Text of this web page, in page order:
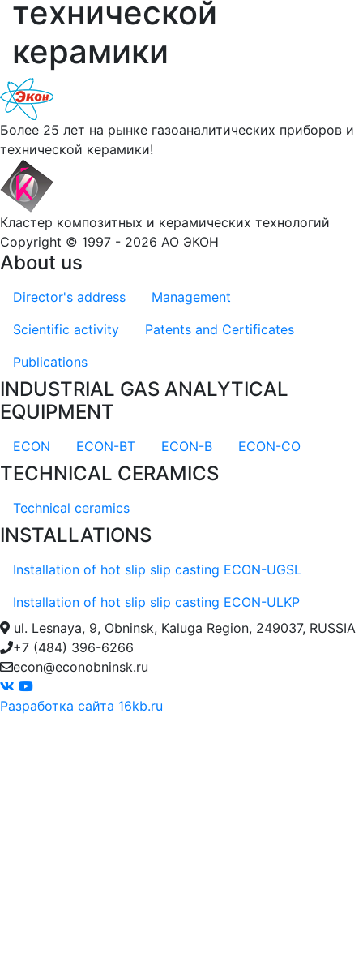
технической
керамики
Более 25 лет на рынке газоаналитических приборов и
технической керамики!
Кластер композитных и керамических технологий
Copyright © 1997 - 2026 АО ЭКОН
About us
Director's address
Management
Scientific activity
Patents and Certificates
Publications
INDUSTRIAL GAS ANALYTICAL
EQUIPMENT
ECON ECON-BT ECON-B ECON-CO
TECHNICAL CERAMICS
Technical ceramics
INSTALLATIONS
Installation of hot slip slip casting EСON-UGSL
Installation of hot slip slip casting EСON-ULKP
ul. Lesnaya, 9, Obninsk, Kaluga Region, 249037, RUSSIA
+7 (484) 396-6266
econ@econobninsk.ru
Разработка сайта 16kb.ru